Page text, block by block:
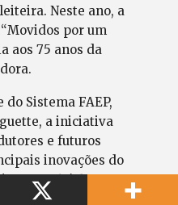
Neste ano, a
por um
aos 75 anos da
Sistema FAEP,
a iniciativa
e futuros
inovações do
o que há de mais
e o Sistema